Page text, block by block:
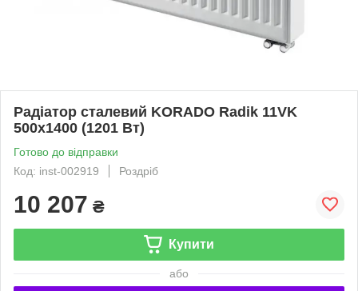
Радіатор сталевий KORADO Radik 11VK
500x1400 (1201 Вт)
Готово до відправки
Код: inst-002919
Роздріб
10 207 ₴
Купити
або